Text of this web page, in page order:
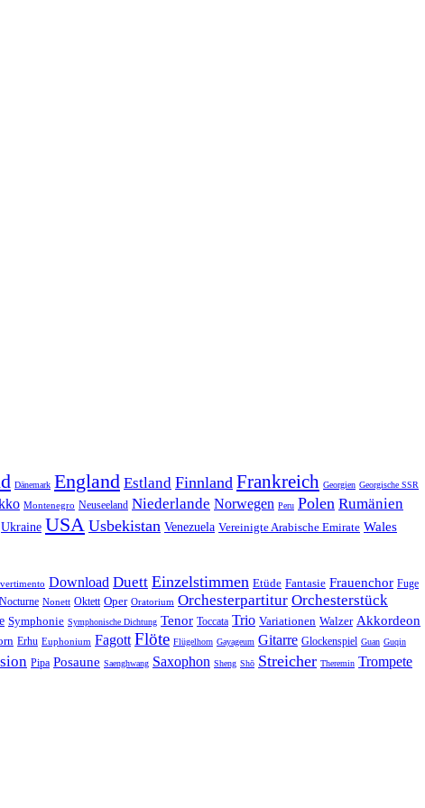
Dänemark England Estland Finnland Frankreich Georgien Georgische SSR
Montenegro Neuseeland Niederlande Norwegen Peru Polen Rumänien
Ukraine USA Usbekistan Venezuela Vereinigte Arabische Emirate Wales
Download Duett Einzelstimmen Etüde Fantasie Frauenchor Fuge
Nocturne Nonett Oktett Oper Oratorium Orchesterpartitur Orchesterstück
Symphonie Symphonische Dichtung Tenor Toccata Trio Variationen Walzer Akkordeon
Erhu Euphonium Fagott Flöte Flügelhorn Gayageum Gitarre Glockenspiel Guan Guqin
Pipa Posaune Saenghwang Saxophon Sheng Shō Streicher Theremin Trompete